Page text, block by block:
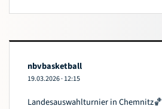
nbvbasketball
19.03.2026·12:15
Landesauswahlturnier in Chemnitz🏀